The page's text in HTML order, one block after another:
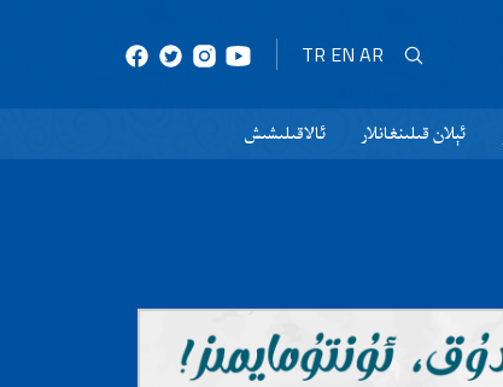
TR EN AR
ئېلان قىلىنغانلار ئالاقىلىشىش